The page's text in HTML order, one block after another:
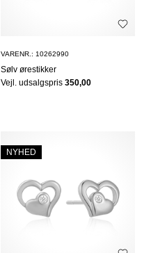
VARENR.: 10262990
Sølv ørestikker
Vejl. udsalgspris350,00
NYHED